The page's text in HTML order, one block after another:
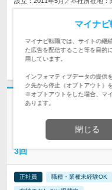
求人詳細を見る
志望動機・自己PR不要
株式会社引越社 | 【DAIGOさ
最大月給38万／1年目か
3回
正社員 職種・業種未経験OK
マイナ
マイナビ転職では、サイトの継
た広告を配信すること等を目的
用しています。
インフォマティブデータの提供
ク先から停止（オプトアウト）
※オプトアウトをした場合、マ
あります。
閉じる